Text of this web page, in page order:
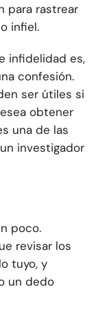
para rastrear
infiel.
infidelidad es,
confesión.
ser útiles si
obtener
una de las
investigador
poco.
revisar los
tuyo, y
un dedo